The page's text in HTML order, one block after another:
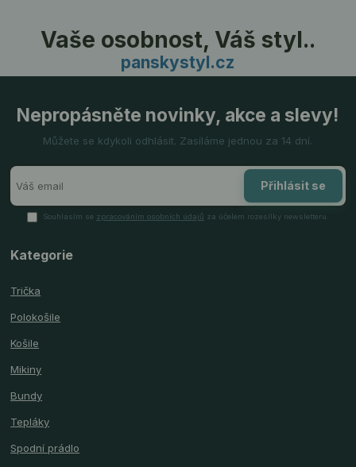
Vaše osobnost, Váš styl..
panskystyl.cz
Nepropásněte novinky, akce a slevy!
Můžete se kdykoli odhlásit. Zasíláme jednou za 14 dní.
Přihlásit se
Souhlasím se zpracováním osobních údajů za účelem rozesílky newsletteru.
Kategorie
Trička
Polokošile
Košile
Mikiny
Bundy
Tepláky
Spodní prádlo